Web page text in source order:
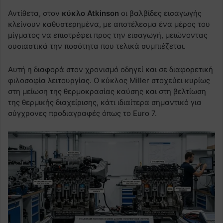
Αντίθετα, στον κύκλο Atkinson οι βαλβίδες εισαγωγής
κλείνουν καθυστερημένα, με αποτέλεσμα ένα μέρος του
μίγματος να επιστρέφει προς την εισαγωγή, μειώνοντας
ουσιαστικά την ποσότητα που τελικά συμπιέζεται.
Αυτή η διαφορά στον χρονισμό οδηγεί και σε διαφορετική
φιλοσοφία λειτουργίας. Ο κύκλος Miller στοχεύει κυρίως
στη μείωση της θερμοκρασίας καύσης και στη βελτίωση
της θερμικής διαχείρισης, κάτι ιδιαίτερα σημαντικό για
σύγχρονες προδιαγραφές όπως το Euro 7.